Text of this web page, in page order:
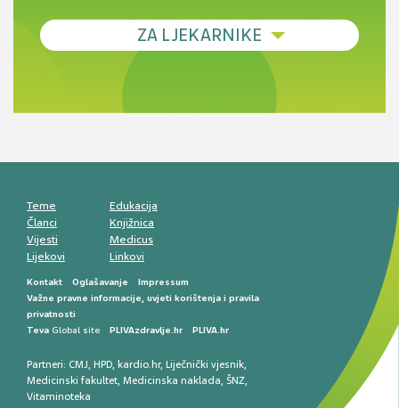
Debljina - od prevencije do personalizirane
Novi pogled na migrenu: komorbiditeti, spolne
razlike i nove terapije
smetnji do rane onkološke dijagnostike
ZA LJEKARNIKE
Antikoagulansi u ljekarničkoj praksi –
Teme
Članci
Vijesti
Lijekovi
Edukacija
Knjižnica
Medicus
Linkovi
Kontakt Oglašavanje
Impressum
Važne pravne informacije, uvjeti korištenja i pravila
privatnosti
Teva Global site PLIVAzdravlje.hr PLIVA.hr
Partneri: CMJ, HPD, kardio.hr, Liječnički vjesnik,
Medicinski fakultet, Medicinska naklada, ŠNZ,
Vitaminoteka